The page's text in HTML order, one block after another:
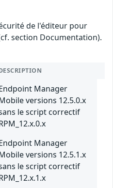
de l'éditeur pour
section Documentation).
Manager
versions 12.5.0.x
le script correctif
Manager
versions 12.5.1.x
le script correctif